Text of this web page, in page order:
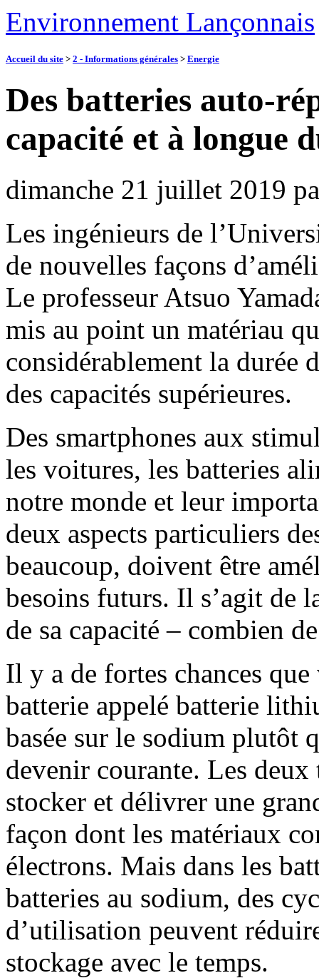
Environnement Lançonnais
Accueil du site > 2 - Informations générales > Energie
Des batteries auto-
capacité et à longue
dimanche 21 juillet 2019
Les ingénieurs de
de nouvelles façons
Le professeur Atsuo
mis au point un matériau
considérablement la durée
des capacités supérieures.
Des smartphones aux
les voitures, les batteries
notre monde et leur
deux aspects particuliers
beaucoup, doivent être
besoins futurs. Il s’agit de
de sa capacité – combien
Il y a de fortes chances
batterie appelé batterie
basée sur le sodium plutôt
devenir courante. Les
stocker et délivrer une
façon dont les matériaux
électrons. Mais dans les
batteries au sodium, des
d’utilisation peuvent
stockage avec le temps.